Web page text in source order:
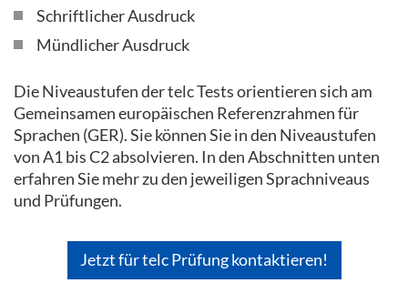
Schriftlicher Ausdruck
Mündlicher Ausdruck
Die Niveaustufen der telc Tests orientieren sich am
Gemeinsamen europäischen Referenzrahmen für
Sprachen (GER). Sie können Sie in den Niveaustufen
von A1 bis C2 absolvieren. In den Abschnitten unten
erfahren Sie mehr zu den jeweiligen Sprachniveaus
und Prüfungen.
Jetzt für telc Prüfung kontaktieren!